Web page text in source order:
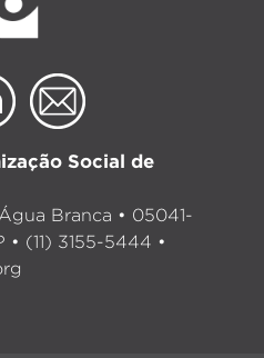
Social de
Branca • 05041-
(11) 3155-5444 •